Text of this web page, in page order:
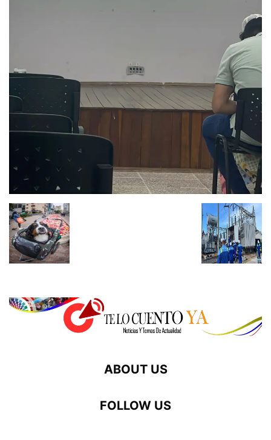
ABOUT US
FOLLOW US